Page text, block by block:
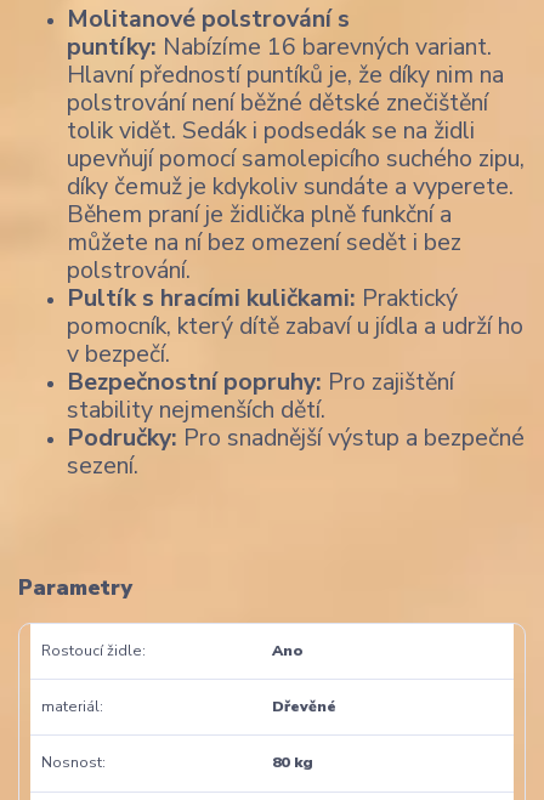
Molitanové polstrování s
puntíky: Nabízíme 16 barevných variant.
Hlavní předností puntíků je, že díky nim na
polstrování není běžné dětské znečištění
tolik vidět. Sedák i podsedák se na židli
upevňují pomocí samolepicího suchého zipu,
díky čemuž je kdykoliv sundáte a vyperete.
Během praní je židlička plně funkční a
můžete na ní bez omezení sedět i bez
polstrování.
Pultík s hracími kuličkami: Praktický
pomocník, který dítě zabaví u jídla a udrží ho
v bezpečí.
Bezpečnostní popruhy: Pro zajištění
stability nejmenších dětí.
Područky: Pro snadnější výstup a bezpečné
sezení.
Parametry
Rostoucí židle Ano
materiál Dřevěné
Nosnost 80 kg